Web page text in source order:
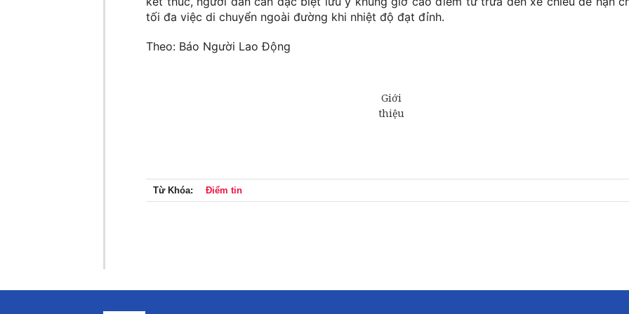
tối đa việc di chuyển ngoài đường khi nhiệt độ đạt đỉnh.
Theo: Báo Người Lao Động
Từ Khóa: Điểm tin